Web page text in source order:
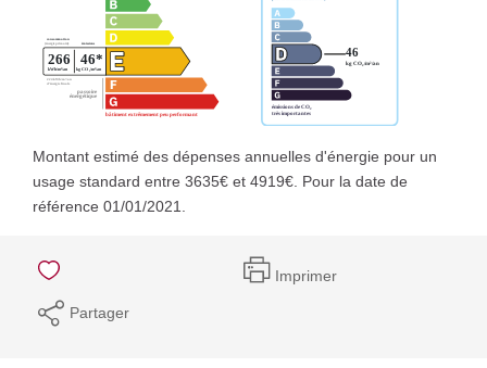
Montant estimé des dépenses annuelles d'énergie pour un
usage standard entre 3635€ et 4919€. Pour la date de
référence 01/01/2021.
Imprimer
Partager